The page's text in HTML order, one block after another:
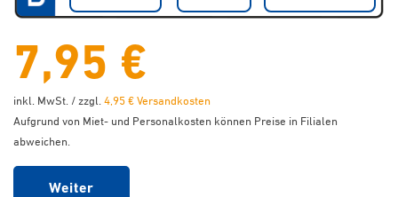
7,95 €
inkl. MwSt. / zzgl. 4,95 € Versandkosten
Aufgrund von Miet- und Personalkosten können Preise in Filialen
abweichen.
Weiter